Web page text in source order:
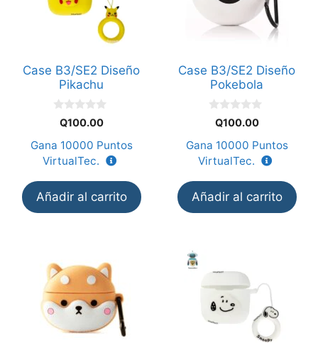
Case B3/SE2 Diseño
Pikachu
5
Q100.00
Gana 10000 Puntos
VirtualTec.
Añadir al carrito
Case B3/SE2 Diseño
Pokebola
5
Q100.00
Gana 10000 Puntos
VirtualTec.
Añadir al carrito